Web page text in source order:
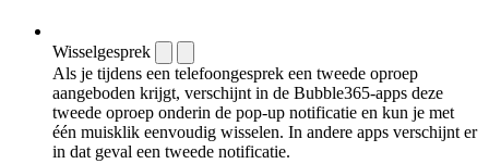
Wisselgesprek
Als je tijdens een telefoongesprek een tweede oproep
aangeboden krijgt, verschijnt in de Bubble365-apps deze
tweede oproep onderin de pop-up notificatie en kun je met
één muisklik eenvoudig wisselen. In andere apps verschijnt er
in dat geval een tweede notificatie.